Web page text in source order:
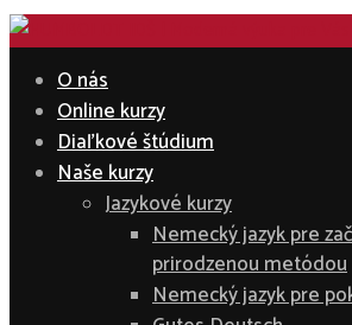
O nás
Online kurzy
Diaľkové štúdium
Naše kurzy
Jazykové kurzy
Nemecký jazyk pre
prirodzenou metódou
Nemecký jazyk pre